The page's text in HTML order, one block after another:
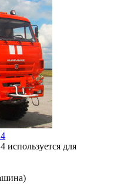
для